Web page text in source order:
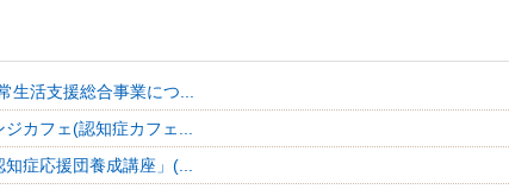
生活支援総合事業につ...
ジカフェ(認知症カフェ...
症応援団養成講座」(...